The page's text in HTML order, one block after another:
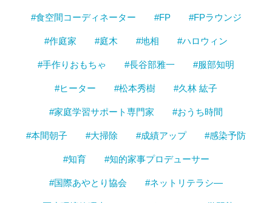
#食空間コーディネーター #FP #FPラウンジ
#作庭家 #庭木 #地相 #ハロウィン
#手作りおもちゃ #長谷部雅一 #服部知明
#ヒーター #松本秀樹 #久林 紘子
#家庭学習サポート専門家 #おうち時間
#本間朝子 #大掃除 #成績アップ #感染予防
#知育 #知的家事プロデューサー
#国際あやとり協会 #ネットリテラシ―